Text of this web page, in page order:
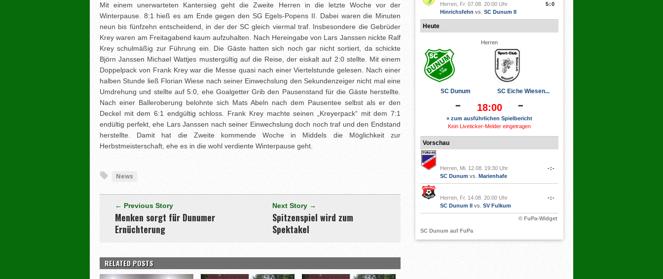
Mit einem unerwarteten Kantersieg geht die Zweite Herren in die letzte Woche vor der
Winterpause. 8:1 hieß es am Ende gegen den SG Egels-Popens II. Dabei waren die Minuten
neun bis fünfzehn entscheidend, in der der SC gleich viermal traf. Insbesondere die Gebrüder
Krey waren am Freitagabend kaum aufzuhalten. Nach Hereingabe von Lars Janssen nickte Ralf
Krey schulmäßig zur Führung ein. Die Gäste hatten sich noch gar nicht sortiert, da schickte
Björn Janssen Michael Wattjes mustergültig auf die Reise, der eiskalt auf 2:0 stellte. Mit einem
Doppelpack von Frank Krey war die Messe quasi nach einer Viertelstunde gelesen. Nach einer
halben Stunde ließ Florian Wiese nach seiner Einwechslung den Sekundenzeiger nicht mal eine
Umdrehung und stellte auf 5:0, ehe Goalgetter Grib den Pausenstand für die Gäste herstellte.
Nach einer Balleroberung belohnte sich Mats Abeln nach dem Pausentee selbst als er den
Deckel mit dem 6:1 endgültig schloss. Frank Krey machte seinen „Kreyerpack“ mit dem 7:1
endültig perfekt, ehe Lars Janssen nach seiner Einwechslung doch noch traf und den Endstand
herstellte. Damit hat die Zweite kommende Woche in Middels die Möglichkeit zur
Herbstmeisterschaft, ehe es in die wohl verdiente Winterpause geht.
News
← Previous Story
Menken sorgt für Dunumer
Ernüchterung
Next Story →
Spitzenspiel wird zum
Spektakel
RELATED POSTS
Herren, Fr. 07.08. 20:00 Uhr
Hinrichsfehn vs. SC Dunum II
5:0
Heute
Herren
SC Dunum SC Eiche Wiesen...
- 18:00 -
» zum ausführlichen Spielbericht
Kein Liveticker-Melder eingetragen
Vorschau
Herren, Mi. 12.08. 19:30 Uhr
SC Dunum vs. Marienhafe
-:-
Herren, Fr. 14.08. 20:00 Uhr
SC Dunum II vs. SV Fulkum
-:-
© FuPa-Widget
SC Dunum auf FuPa